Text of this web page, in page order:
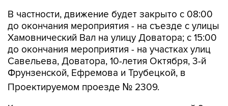
В частности, движение будет закрыто с 08:00
до окончания мероприятия - на съезде с улицы
Хамовнический Вал на улицу Доватора; с 15:00
до окончания мероприятия - на участках улиц
Савельева, Доватора, 10-летия Октября, 3-й
Фрунзенской, Ефремова и Трубецкой, в
Проектируемом проезде № 2309.